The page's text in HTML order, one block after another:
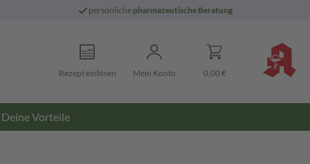
persönliche pharmazeutische Beratung
Rezept einlösen Mein Konto 0,00 €
Deine Vorteile